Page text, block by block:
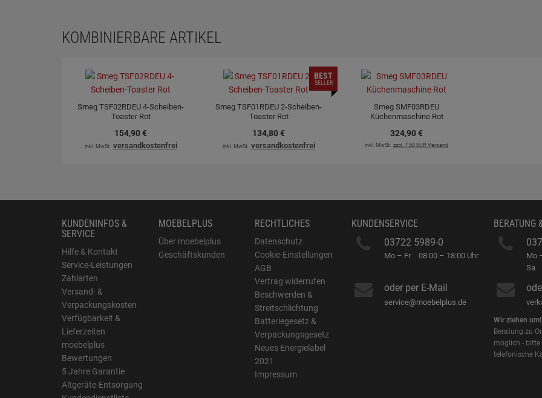
KOMBINIERBARE ARTIKEL
Smeg TSF02RDEU 4-Scheiben-
Toaster Rot
154,90€
inkl. MwSt. versandkostenfrei
Smeg TSF01RDEU 2-Scheiben-
Toaster Rot
134,80€
inkl. MwSt. versandkostenfrei
BEST
SELLER
Smeg SMF03RDEU
Küchenmaschine Rot
324,90€
inkl. MwSt. zzgl. 7.50 EUR Versand
KUNDENINFOS &
SERVICE
Hilfe & Kontakt
Service-Leistungen
Zahlarten
Versand- &
Verpackungskosten
Verfügbarkeit &
Lieferzeiten
moebelplus
Bewertungen
5 Jahre Garantie
Altgeräte-Entsorgung
MOEBELPLUS
Über moebelplus
Geschäftskunden
RECHTLICHES
Datenschutz
Cookie-Einstellungen
AGB
Vertrag widerrufen
Beschwerden &
Streitschlichtung
Batteriegesetz &
Verpackungsgesetz
Neues Energielabel
2021
Impressum
KUNDENSERVICE
03722 5989-0
Mo – Fr 08:00 – 18:00 Uhr
oder per E-Mail
service@moebelplus.de
BERATUNG
Mo
Sa
Wir ziehen um!
Beratung zu
möglich - bitte
telefonische